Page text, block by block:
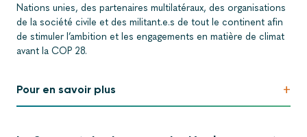
Nations unies, des partenaires multilatéraux, des organisations
de la société civile et des militant.e.s de tout le continent afin
de stimuler l’ambition et les engagements en matière de climat
avant la COP 28.
Pour en savoir plus +